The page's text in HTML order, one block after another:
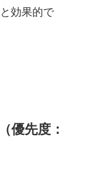
効果的で
優先度：